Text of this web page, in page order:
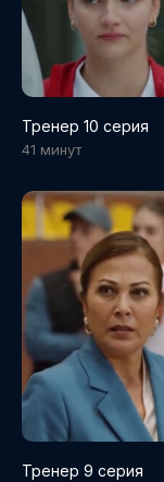
Тренер 10 серия
41 минут
Тренер 9 серия